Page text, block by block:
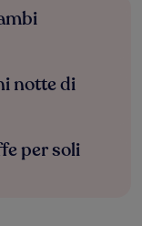
notte di
per soli